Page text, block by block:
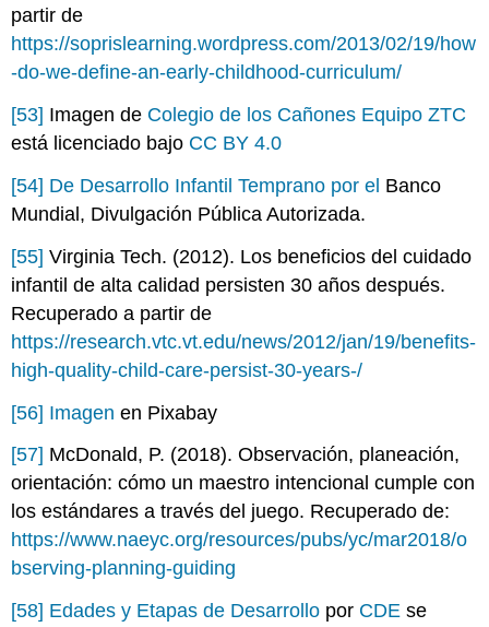
partir de
https://soprislearning.wordpress.com/2013/02/19/how
-do-we-define-an-early-childhood-curriculum/
[53] Imagen de Colegio de los Cañones Equipo ZTC
está licenciado bajo CC BY 4.0
[54] De Desarrollo Infantil Temprano por el Banco
Mundial, Divulgación Pública Autorizada.
[55] Virginia Tech. (2012). Los beneficios del cuidado
infantil de alta calidad persisten 30 años después.
Recuperado a partir de
https://research.vtc.vt.edu/news/2012/jan/19/benefits-
high-quality-child-care-persist-30-years-/
[56] Imagen en Pixabay
[57] McDonald, P. (2018). Observación, planeación,
orientación: cómo un maestro intencional cumple con
los estándares a través del juego. Recuperado de:
https://www.naeyc.org/resources/pubs/yc/mar2018/o
bserving-planning-guiding
[58] Edades y Etapas de Desarrollo por CDE se